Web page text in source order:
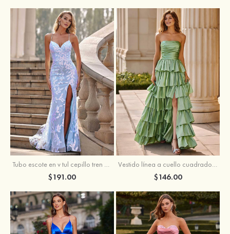
$191.00
Vestido línea a cuello cuadrado tafetán hasta el suelo vestido de graduación con volantes
$146.00